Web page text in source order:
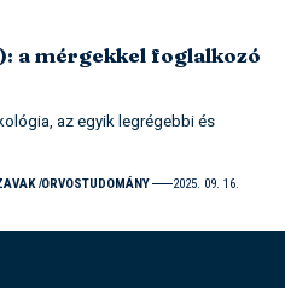
a mérgekkel foglalkozó
az egyik legrégebbi és
ORVOSTUDOMÁNY 2025. 09. 16.